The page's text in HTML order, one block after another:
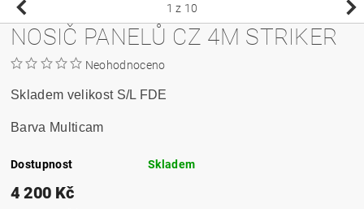
1 z 10
NOSIČ PANELŮ CZ 4M STRIKER
Neohodnoceno
Skladem velikost S/L FDE
Barva Multicam
Dostupnost Skladem
4 200 Kč